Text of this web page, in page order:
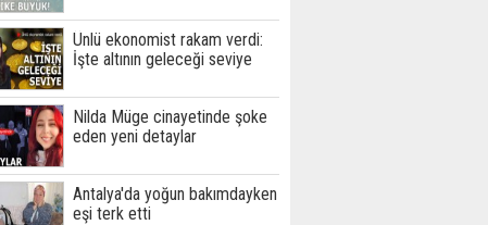
Ünlü ekonomist rakam verdi:
İşte altının geleceği seviye
Nilda Müge cinayetinde şoke
eden yeni detaylar
Antalya'da yoğun bakımdayken
eşi terk etti